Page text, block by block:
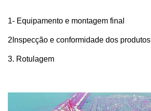
1- Equipamento e montagem final
2Inspecção e conformidade dos produtos
3. Rotulagem